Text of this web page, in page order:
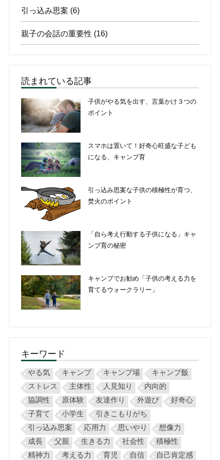
引っ込み思案 (6)
親子の会話の重要性 (16)
読まれている記事
子供がやる気を出す、言葉かけ３つの
ポイント
スマホは置いて！好奇心旺盛な子ども
になる、キャンプ育
引っ込み思案な子供の積極性が育つ、
焚火のポイント
「自ら考え行動する子供になる」キャ
ンプ育の秘密
キャンプでお勧め「子供の考える力を
育てるウォークラリー」
キーワード
やる気 キャンプ キャンプ場
キャンプ飯
ストレス
主体性 人見知り
内向的
協調性
原体験 友達作り 外遊び
好奇心
子育て
小学生
引きこもりがち
引っ込み思案
応用力 思いやり
想像力
成長
父親 生きる力 社会性
積極性
精神力
考える力 育児 自信
自己肯定感